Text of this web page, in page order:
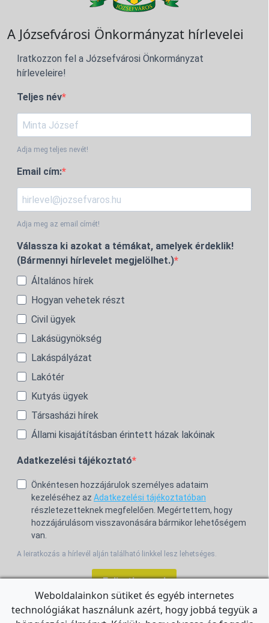
A Józsefvárosi Önkormányzat hírlevelei
Iratkozzon fel a Józsefvárosi Önkormányzat
hírleveleire!
Teljes név
Adja meg teljes nevét!
Email cím:
Adja meg az email címét!
Válassza ki azokat a témákat, amelyek érdeklik!
(Bármennyi hírlevelet megjelölhet.)
Általános hírek
Hogyan vehetek részt
Civil ügyek
Lakásügynökség
Lakáspályázat
Lakótér
Kutyás ügyek
Társasházi hírek
Állami kisajátításban érintett házak lakóinak
Adatkezelési tájékoztató
Önkéntesen hozzájárulok személyes adataim
kezeléséhez az Adatkezelési tájékoztatóban
részletezetteknek megfelelően. Megértettem, hogy
hozzájárulásom visszavonására bármikor lehetőségem
van.
A leiratkozás a hírlevél alján található linkkel lesz lehetséges.
Feliratkozom!
Weboldalainkon sütiket és egyéb internetes
technológiákat használunk azért, hogy jobbá tegyük a